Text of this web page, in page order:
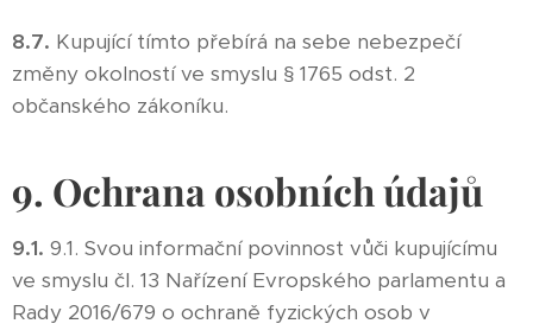
8.7. Kupující tímto přebírá na sebe nebezpečí
změny okolností ve smyslu § 1765 odst. 2
občanského zákoníku.
9. Ochrana osobních údajů
9.1. 9.1. Svou informační povinnost vůči kupujícímu
ve smyslu čl. 13 Nařízení Evropského parlamentu a
Rady 2016/679 o ochraně fyzických osob v